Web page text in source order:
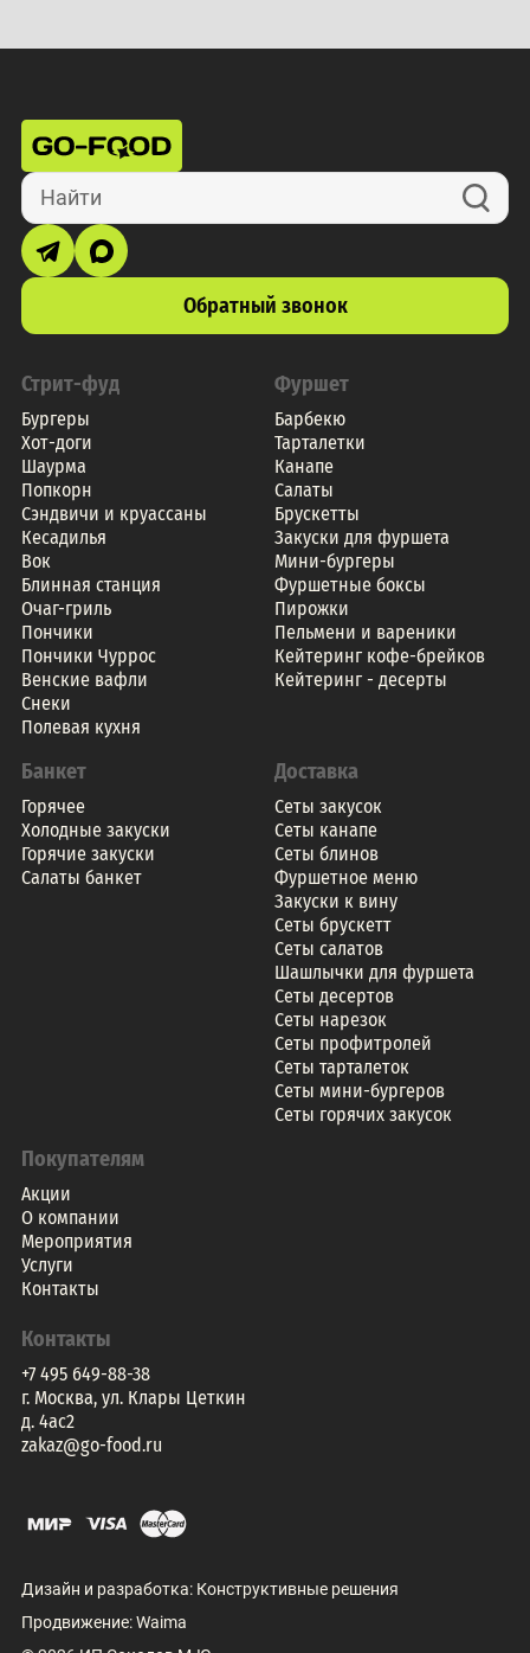
Найти
Обратный звонок
Стрит-фуд
Бургеры
Хот-доги
Шаурма
Попкорн
Сэндвичи и круассаны
Кесадилья
Вок
Блинная станция
Очаг-гриль
Пончики
Пончики Чуррос
Венские вафли
Снеки
Полевая кухня
Фуршет
Барбекю
Тарталетки
Канапе
Салаты
Брускетты
Закуски для фуршета
Мини-бургеры
Фуршетные боксы
Пирожки
Пельмени и вареники
Кейтеринг кофе-брейков
Кейтеринг - десерты
Банкет
Горячее
Холодные закуски
Горячие закуски
Салаты банкет
Доставка
Сеты закусок
Сеты канапе
Сеты блинов
Фуршетное меню
Закуски к вину
Сеты брускетт
Сеты салатов
Шашлычки для фуршета
Сеты десертов
Сеты нарезок
Сеты профитролей
Сеты тарталеток
Сеты мини-бургеров
Сеты горячих закусок
Покупателям
Акции
О компании
Мероприятия
Услуги
Контакты
Контакты
+7 495 649-88-38
г. Москва, ул. Клары Цеткин
д. 4ac2
zakaz@go-food.ru
Дизайн и разработка: Конструктивные решения
Продвижение:Waima